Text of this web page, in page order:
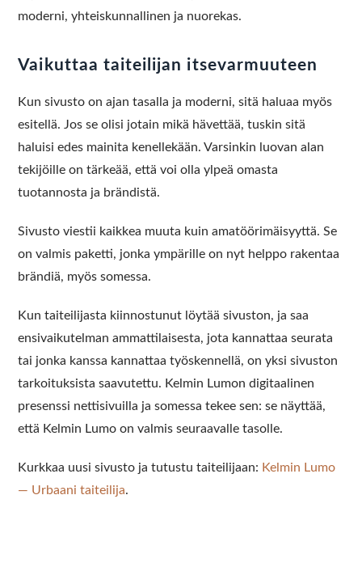
moderni, yhteiskunnallinen ja nuorekas.
Vaikuttaa taiteilijan itsevarmuuteen
Kun sivusto on ajan tasalla ja moderni, sitä haluaa myös
esitellä. Jos se olisi jotain mikä hävettää, tuskin sitä
haluisi edes mainita kenellekään. Varsinkin luovan alan
tekijöille on tärkeää, että voi olla ylpeä omasta
tuotannosta ja brändistä.
Sivusto viestii kaikkea muuta kuin amatöörimäisyyttä. Se
on valmis paketti, jonka ympärille on nyt helppo rakentaa
brändiä, myös somessa.
Kun taiteilijasta kiinnostunut löytää sivuston, ja saa
ensivaikutelman ammattilaisesta, jota kannattaa seurata
tai jonka kanssa kannattaa työskennellä, on yksi sivuston
tarkoituksista saavutettu. Kelmin Lumon digitaalinen
presenssi nettisivuilla ja somessa tekee sen: se näyttää,
että Kelmin Lumo on valmis seuraavalle tasolle.
Kurkkaa uusi sivusto ja tutustu taiteilijaan: Kelmin Lumo
— Urbaani taiteilija.